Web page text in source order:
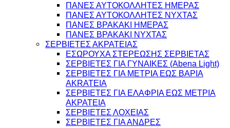
ΠΑΝΕΣ ΑΥΤΟΚΟΛΛΗΤΕΣ ΗΜΕΡΑΣ
ΠΑΝΕΣ ΑΥΤΟΚΟΛΛΗΤΕΣ ΝΥΧΤΑΣ
ΠΑΝΕΣ ΒΡΑΚΑΚΙ ΗΜΕΡΑΣ
ΠΑΝΕΣ ΒΡΑΚΑΚΙ ΝΥΧΤΑΣ
ΣΕΡΒΙΕΤΕΣ ΑΚΡΑΤΕΙΑΣ
ΕΣΩΡΟΥΧΑ ΣΤΕΡΕΩΣΗΣ ΣΕΡΒΙΕΤΑΣ
ΣΕΡΒΙΕΤΕΣ ΓΙΑ ΓΥΝΑΙΚΕΣ (Abena Light)
ΣΕΡΒΙΕΤΕΣ ΓΙΑ ΜΕΤΡΙΑ ΕΩΣ ΒΑΡΙΑ
AKRATEIA
ΣΕΡΒΙΕΤΕΣ ΓΙΑ ΕΛΑΦΡΙΑ ΕΩΣ ΜΕΤΡΙΑ
ΑΚΡΑΤΕΙΑ
ΣΕΡΒΙΕΤΕΣ ΛΟΧΕΙΑΣ
ΣΕΡΒΙΕΤΕΣ ΓΙΑ ΑΝΔΡΕΣ